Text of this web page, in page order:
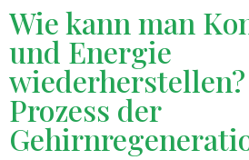
Wie kann man
und Energie
Prozess der